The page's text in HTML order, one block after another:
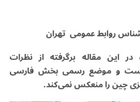
روابط‌ عمومی تهران
این مقاله برگرفته از نظرات
و موضع رسمی بخش فارسی
چین را منعکس نمی‌کند.